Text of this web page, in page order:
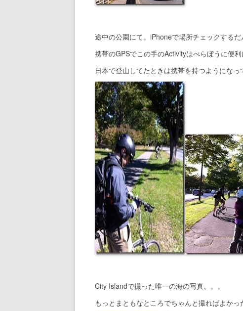
途中の公園にて。iPhoneで場所チェックするだ
携帯のGPSでこの手のActivityはべらぼうに便利
日本で登山してたときは携帯を持つようになっ
City Islandで撮った唯一の海の写真。。。
もっとまともなところでちゃんと撮ればよかっ